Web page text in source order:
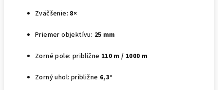
Zväčšenie: 8×
Priemer objektívu: 25 mm
Zorné pole: približne 110 m / 1000 m
Zorný uhol: približne 6,3°